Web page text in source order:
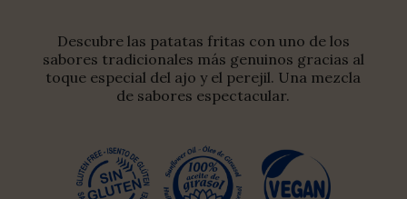
Descubre las patatas fritas con uno de los
sabores tradicionales más genuinos gracias al
toque especial del ajo y el perejil. Una mezcla
de sabores espectacular.